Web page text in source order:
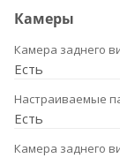
Камеры
Камера заднего
Есть
Настраиваемые
Есть
Камера заднего